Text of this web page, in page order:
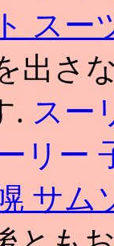
スー
出さ
. スー
リー
サム